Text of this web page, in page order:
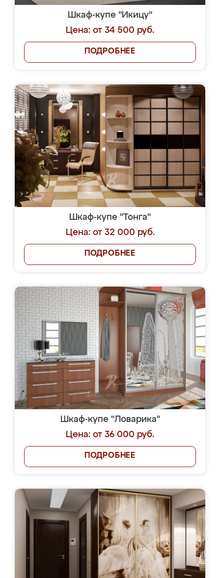
Шкаф-купе "Икицу"
Цена: от 34 500 руб.
ПОДРОБНЕЕ
Шкаф-купе "Тонга"
Цена: от 32 000 руб.
ПОДРОБНЕЕ
Шкаф-купе "Ловарика"
Цена: от 36 000 руб.
ПОДРОБНЕЕ